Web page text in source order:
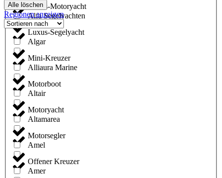
Alfa Segelyachten
Algar
Alliaura Marine
Altair
Altamarea
Amel
Amer
Luxus-Motoryacht
Luxus-Segelyacht
Mini-Kreuzer
Motorboot
Motoryacht
Motorsegler
Offener Kreuzer
Alle löschen
Regionen anzeigen